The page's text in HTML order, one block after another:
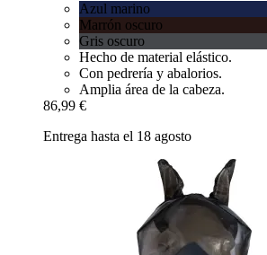
Azul marino
Marrón oscuro
Gris oscuro
Hecho de material elástico.
Con pedrería y abalorios.
Amplia área de la cabeza.
86,99 €
Entrega hasta el 18 agosto